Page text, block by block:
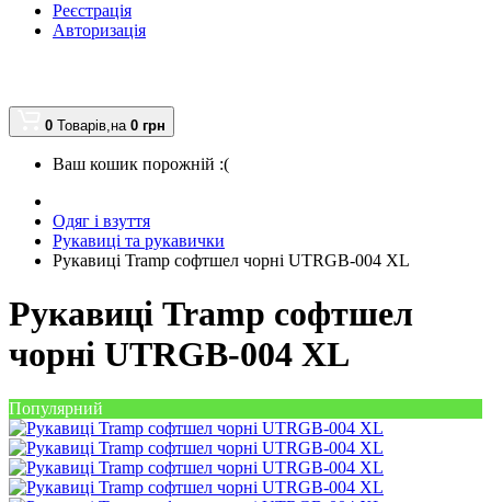
Реєстрація
Авторизація
0 Товарів,на 0 грн
Ваш кошик порожній :(
Одяг і взуття
Рукавиці та рукавички
Рукавиці Tramp софтшел чорні UTRGB-004 XL
Рукавиці Tramp софтшел
чорні UTRGB-004 XL
Популярний